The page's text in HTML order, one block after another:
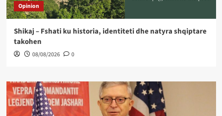
Opinion
Shikaj – Fshati ku historia, identiteti dhe natyra shqiptare
takohen
08/08/2026 0